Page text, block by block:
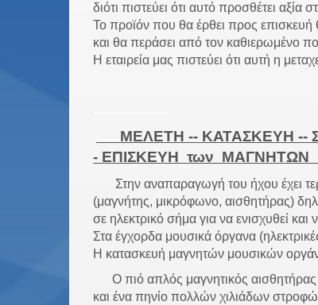
διότι πιστεύει ότι αυτό προσθέτει
Το προϊόν που θα έρθει προς
και θα περάσει από τον καθιερωμένο
Η εταιρεία μας πιστεύει ότι αυτή η
ΜΕΛΕΤΗ -- ΚΑΤΑΣΚΕΥΗ --
- ΕΠΙΣΚΕΥΗ των ΜΑΓΝΗΤΩΝ
Στην αναπαραγωγή του ήχου έχει
(μαγνήτης, μικρόφωνο, αισθητήρας)
σε ηλεκτρικό σήμα για να ενισχυθεί
Στα έγχορδα μουσικά όργανα
Η κατασκευή μαγνητών μουσικών
Ο πιό απλός μαγνητικός αισθητήρας
και ένα πηνίο πολλών χιλιάδων